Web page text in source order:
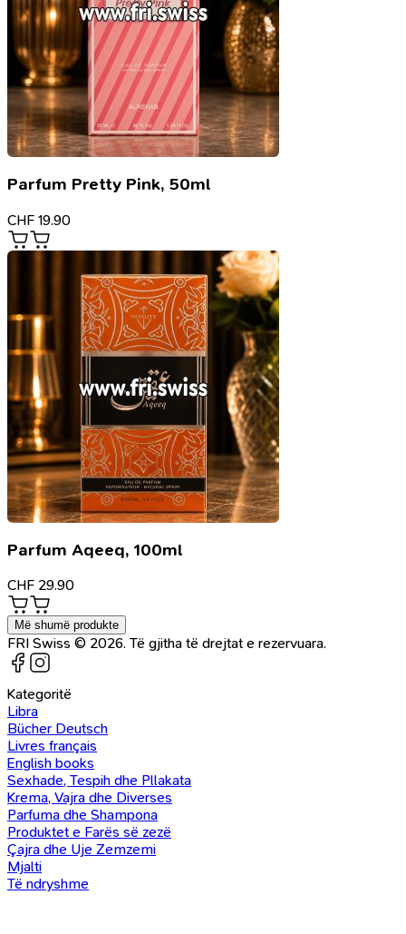
Parfum Pretty Pink, 50ml
CHF 19.90
Parfum Aqeeq, 100ml
CHF 29.90
Më shumë produkte
FRI Swiss © 2026. Të gjitha të drejtat e rezervuara.
Kategoritë
Libra
Bücher Deutsch
Livres français
English books
Sexhade, Tespih dhe Pllakata
Krema, Vajra dhe Diverses
Parfuma dhe Shampona
Produktet e Farës së zezë
Çajra dhe Uje Zemzemi
Mjalti
Të ndryshme